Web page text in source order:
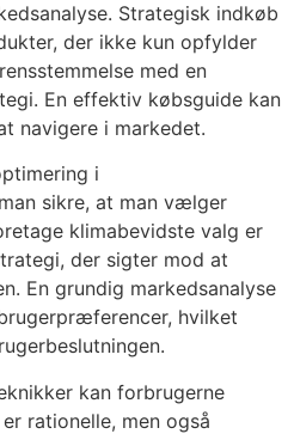
Strategisk indkøb
der ikke kun opfylder
med en
En effektiv købsguide kan
navigere i markedet.
i
sikre, at man vælger
klimabevidste valg er
der sigter mod at
En grundig markedsanalyse
hvilket
kan forbrugerne
rationelle, men også